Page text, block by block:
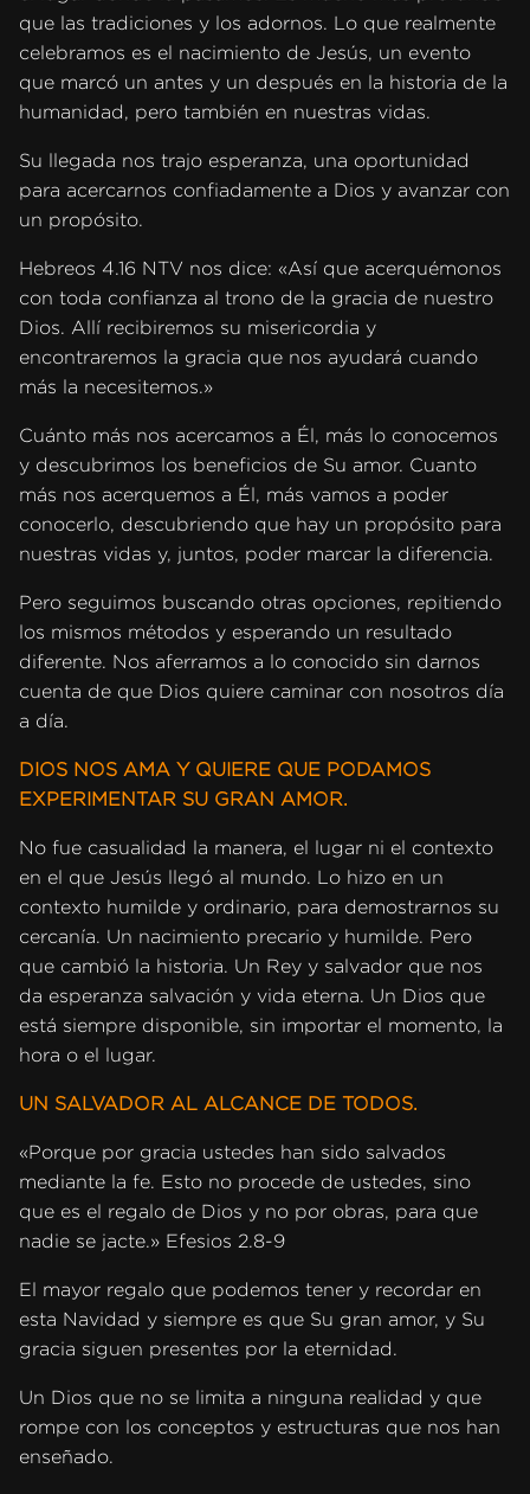
que las tradiciones y los adornos. Lo que realmente
celebramos es el nacimiento de Jesús, un evento
que marcó un antes y un después en la historia de la
humanidad, pero también en nuestras vidas.
Su llegada nos trajo esperanza, una oportunidad
para acercarnos confiadamente a Dios y avanzar con
un propósito.
Hebreos 4.16 NTV nos dice: «Así que acerquémonos
con toda confianza al trono de la gracia de nuestro
Dios. Allí recibiremos su misericordia y
encontraremos la gracia que nos ayudará cuando
más la necesitemos.»
Cuánto más nos acercamos a Él, más lo conocemos
y descubrimos los beneficios de Su amor. Cuanto
más nos acerquemos a Él, más vamos a poder
conocerlo, descubriendo que hay un propósito para
nuestras vidas y, juntos, poder marcar la diferencia.
Pero seguimos buscando otras opciones, repitiendo
los mismos métodos y esperando un resultado
diferente. Nos aferramos a lo conocido sin darnos
cuenta de que Dios quiere caminar con nosotros día
a día.
DIOS NOS AMA Y QUIERE QUE PODAMOS
EXPERIMENTAR SU GRAN AMOR.
No fue casualidad la manera, el lugar ni el contexto
en el que Jesús llegó al mundo. Lo hizo en un
contexto humilde y ordinario, para demostrarnos su
cercanía. Un nacimiento precario y humilde. Pero
que cambió la historia. Un Rey y salvador que nos
da esperanza salvación y vida eterna. Un Dios que
está siempre disponible, sin importar el momento, la
hora o el lugar.
UN SALVADOR AL ALCANCE DE TODOS.
«Porque por gracia ustedes han sido salvados
mediante la fe. Esto no procede de ustedes, sino
que es el regalo de Dios y no por obras, para que
nadie se jacte.» Efesios 2.8-9
El mayor regalo que podemos tener y recordar en
esta Navidad y siempre es que Su gran amor, y Su
gracia siguen presentes por la eternidad.
Un Dios que no se limita a ninguna realidad y que
rompe con los conceptos y estructuras que nos han
enseñado.